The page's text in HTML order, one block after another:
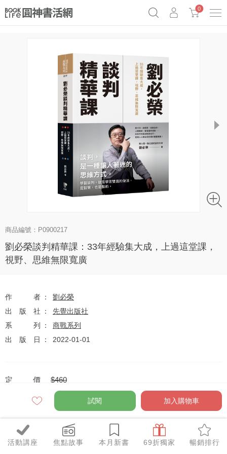
奧德賽女巫瑟西
Netflix話題章魚小說！
0
活動講座 焦點故事 本月新書 69折獨家 暢銷排行
next
商品編號：P0900217
劉必榮談判精華課：33年經驗集大成，上過這堂課，
視野、思維無限寬廣
作者
劉必榮
出版社
先覺出版社
系列
商戰系列
出版日
2022-01-01
定價 $460
優惠價 79 $363元
特惠
全網任10件75折（獨家及特惠品除外）
試閱 加入購物車